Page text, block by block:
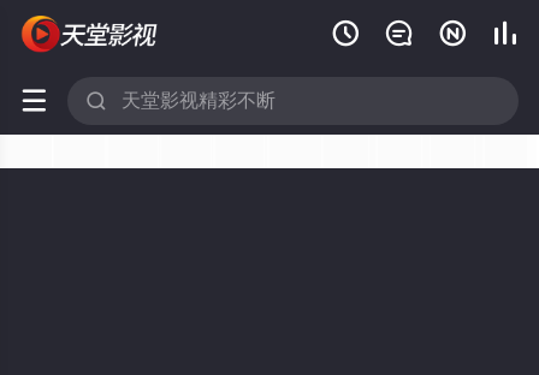
   
 